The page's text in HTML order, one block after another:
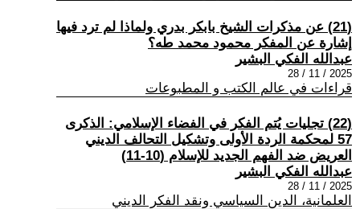
(21) عن مذكرات الشيخ بابكر بدري ولماذا لم ترد فيها
إشارة عن المفكر محمود محمد طه؟
عبدالله الفكي البشير
2025 / 11 / 28
قراءات في عالم الكتب و المطبوعات
(22) تجليات يُتم الفكر في الفضاء الإسلامي: الذكرى
57 لمحكمة الردة الأولى وتشكيل التحالف الديني
العريض ضد الفهم الجديد للإسلام (10-11)
عبدالله الفكي البشير
2025 / 11 / 28
العلمانية، الدين السياسي ونقد الفكر الديني